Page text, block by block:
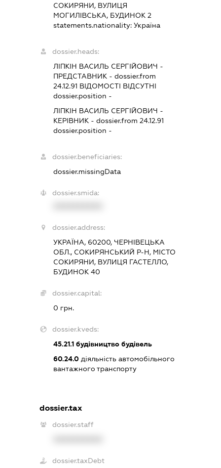
СОКИРЯНИ, ВУЛИЦЯ
МОГИЛІВСЬКА, БУДИНОК 2
statements.nationality:Україна
dossier.heads:
ЛІПКІН ВАСИЛЬ СЕРГІЙОВИЧ -
ПРЕДСТАВНИК - dossier.from
24.12.91 ВІДОМОСТІ ВІДСУТНІ
dossier.position -
ЛІПКІН ВАСИЛЬ СЕРГІЙОВИЧ -
КЕРІВНИК - dossier.from 24.12.91
dossier.position -
dossier.beneficiaries:
dossier.missingData
dossier.smida:
dossier.address:
УКРАЇНА, 60200, ЧЕРНІВЕЦЬКА
ОБЛ., СОКИРЯНСЬКИЙ Р-Н, МІСТО
СОКИРЯНИ, ВУЛИЦЯ ГАСТЕЛЛО,
БУДИНОК 40
dossier.capital:
0 грн.
dossier.kveds:
45.21.1 будівництво будівель
60.24.0 діяльність автомобільного
вантажного транспорту
dossier.tax
dossier.staff
dossier.taxDebt